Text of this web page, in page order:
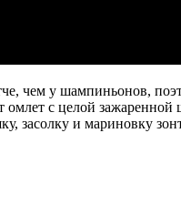
чем у шампиньонов,
с целой
засолку и мариновку